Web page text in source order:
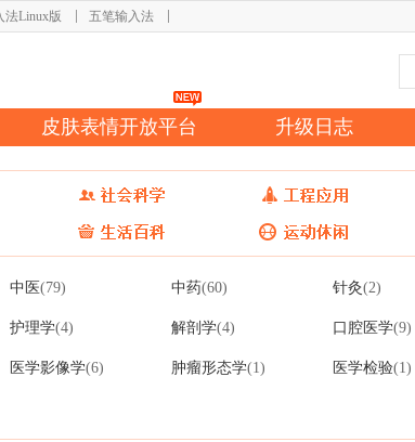
法Linux版 五笔输入法
皮肤表情开放平台 升级日志
中医(79) 中药(60) 针灸(2)
护理学(4) 解剖学(4) 口腔医学(9)
医学影像学(6) 肿瘤形态学(1) 医学检验(1)